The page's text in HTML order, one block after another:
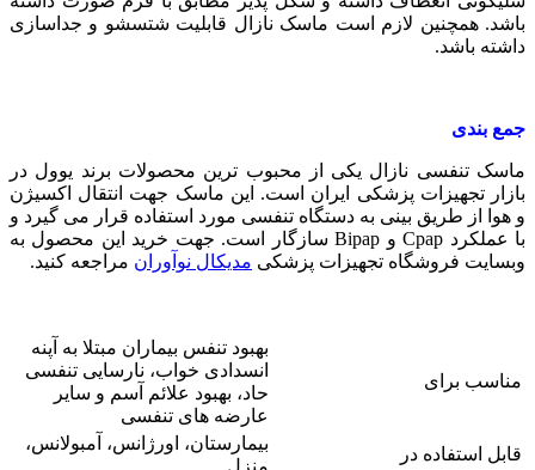
باشد. همچنین لازم است ماسک نازال قابلیت شتسشو و جداسازی
داشته باشد.
جمع بندی
ماسک تنفسی نازال یکی از محبوب ترین محصولات برند یوول در
بازار تجهیزات پزشکی ایران است. این ماسک جهت انتقال اکسیژن
و هوا از طریق بینی به دستگاه تنفسی مورد استفاده قرار می گیرد و
با عملکرد Cpap و Bipap سازگار است. جهت خرید این محصول به
وبسایت فروشگاه تجهیزات پزشکی مدیکال نوآوران مراجعه کنید.
مناسب برای
بهبود تنفس بیماران مبتلا به آپنه
انسدادی خواب، نارسایی تنفسی
حاد، بهبود علائم آسم و سایر
عارضه های تنفسی
قابل استفاده در
بیمارستان، اورژانس، آمبولانس،
منزل